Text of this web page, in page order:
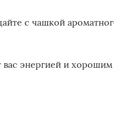
с чашкой
вас энергией и хорошим